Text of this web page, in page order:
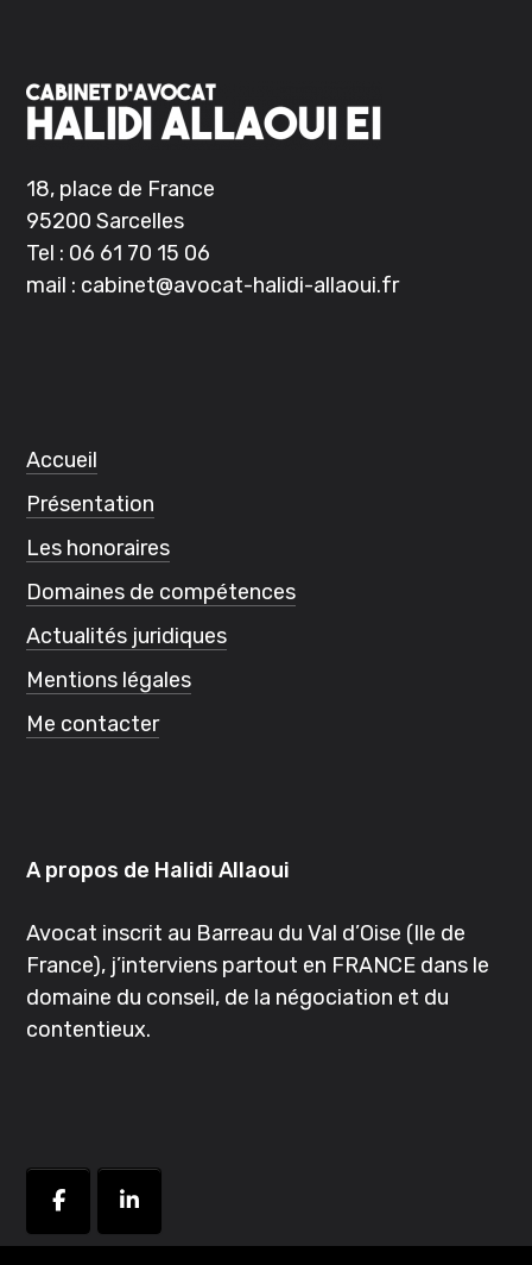
18, place de France
95200 Sarcelles
Tel : 06 61 70 15 06
mail : cabinet@avocat-halidi-allaoui.fr
Accueil
Présentation
Les honoraires
Domaines de compétences
Actualités juridiques
Mentions légales
Me contacter
A propos de Halidi Allaoui
Avocat inscrit au Barreau du Val d’Oise (Ile de
France), j’interviens partout en FRANCE dans le
domaine du conseil, de la négociation et du
contentieux.